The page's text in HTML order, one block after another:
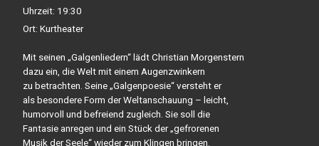
Uhrzeit: 19:30
Ort: Kurtheater
Mit seinen „Galgenliedern“ lädt Christian Morgenstern
dazu ein, die Welt mit einem Augenzwinkern
zu betrachten. Seine „Galgenpoesie“ versteht er
als besondere Form der Weltanschauung – leicht,
humorvoll und befreiend zugleich. Sie soll die
Fantasie anregen und ein Stück der „gefrorenen
Musik der Seele“ wieder zum Klingen bringen.